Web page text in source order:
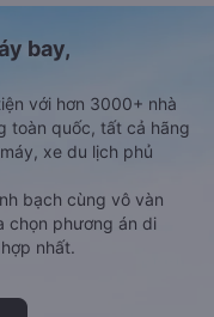
bay,
với hơn 3000+ nhà
toàn quốc, tất cả hãng
xe du lịch phủ
bạch cùng vô vàn
chọn phương án di
nhất.